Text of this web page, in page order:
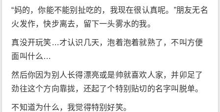
“妈的，你能不能别扯吃的，我现在很认真呢。”朋友无名
火发作，快步离去，留下一头雾水的我。
真没开玩笑…才认识几天，泡着泡着就熟了，不叫方便
面叫什么…
然后你因为别人长得漂亮或是帅就喜欢人家，并卯足了
劲往这个方向靠拢，还起了个特别贴切的名字叫脱单。
不知道为什么，我觉得特别好笑。